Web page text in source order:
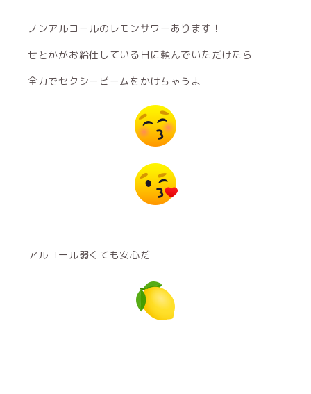
ノンアルコールのレモンサワーあります！
せとかがお給仕している日に頼んでいただけたら
全力でセクシービームをかけちゃうよ
アルコール弱くても安心だ